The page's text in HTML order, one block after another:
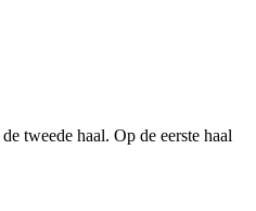
de tweede haal. Op de eerste haal